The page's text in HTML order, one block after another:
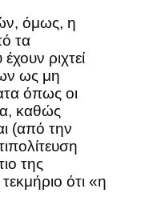
όμως, η
τα
ριχτεί
ως μη
όπως οι
καθώς
(από την
της
ότι «η